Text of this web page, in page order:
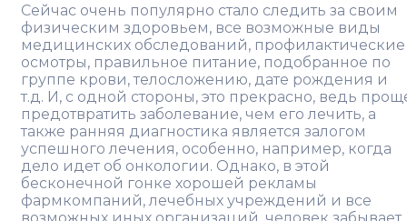
Сейчас очень популярно стало следить за своим
физическим здоровьем, все возможные виды
медицинских обследований, профилактические
осмотры, правильное питание, подобранное по
группе крови, телосложению, дате рождения и
т.д. И, с одной стороны, это прекрасно, ведь
предотвратить заболевание, чем его лечить, а
также ранняя диагностика является залогом
успешного лечения, особенно, например, когда
дело идет об онкологии. Однако, в этой
бесконечной гонке хорошей рекламы
фармкомпаний, лечебных учреждений и все